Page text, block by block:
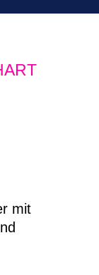
mit